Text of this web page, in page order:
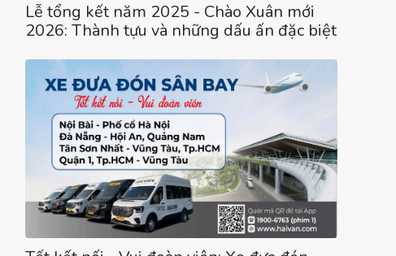
Lễ tổng kết năm 2025 - Chào Xuân mới
2026: Thành tựu và những dấu ấn đặc biệt